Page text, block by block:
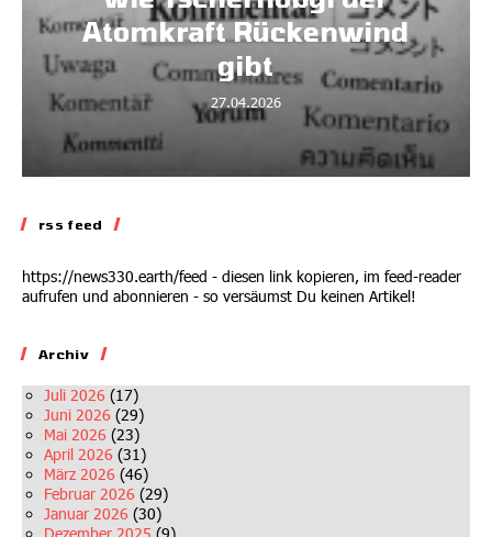
Atomkraft Rückenwind
gibt
27.04.2026
rss feed
https://news330.earth/feed - diesen link kopieren, im feed-reader
aufrufen und abonnieren - so versäumst Du keinen Artikel!
Archiv
Juli 2026 (17)
Juni 2026 (29)
Mai 2026 (23)
April 2026 (31)
März 2026 (46)
Februar 2026 (29)
Januar 2026 (30)
Dezember 2025 (9)